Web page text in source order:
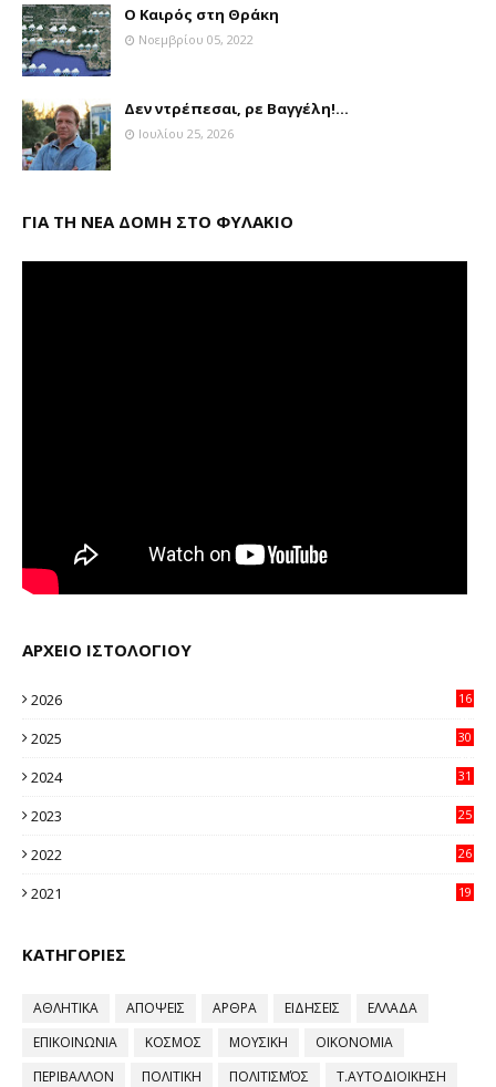
Ο Καιρός στη Θράκη
Νοεμβρίου 05, 2022
Δεν ντρέπεσαι, ρε Βαγγέλη!...
Ιουλίου 25, 2026
ΓΙΑ ΤΗ ΝΕΑ ΔΟΜΗ ΣΤΟ ΦΥΛΑΚΙΟ
ΑΡΧΕΙΟ ΙΣΤΟΛΟΓΙΟΥ
2026
16
2025
30
2024
31
2023
25
2022
26
2021
19
ΚΑΤΗΓΟΡΙΕΣ
ΑΘΛΗΤΙΚΑ ΑΠΟΨΕΙΣ ΑΡΘΡΑ ΕΙΔΗΣΕΙΣ
ΕΛΛΑΔΑ
ΕΠΙΚΟΙΝΩΝΙΑ
ΚΟΣΜΟΣ ΜΟΥΣΙΚΗ
ΟΙΚΟΝΟΜΙΑ
ΠΕΡΙΒΑΛΛΟΝ
ΠΟΛΙΤΙΚΗ ΠΟΛΙΤΙΣΜΌΣ
Τ.ΑΥΤΟΔΙΟΙΚΗΣΗ